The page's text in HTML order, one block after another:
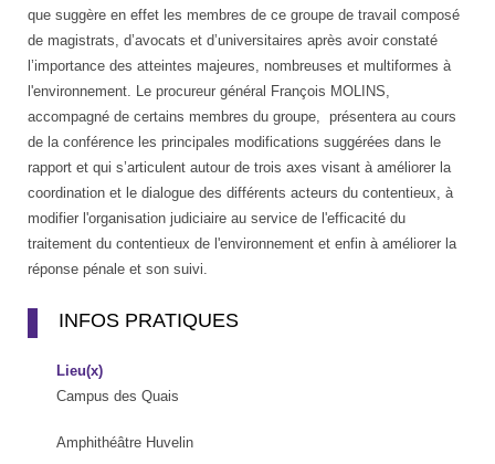
que suggère en effet les membres de ce groupe de travail composé
de magistrats, d’avocats et d’universitaires après avoir constaté
l’importance des atteintes majeures, nombreuses et multiformes à
l'environnement. Le procureur général François MOLINS,
accompagné de certains membres du groupe, présentera au cours
de la conférence les principales modifications suggérées dans le
rapport et qui s’articulent autour de trois axes visant à améliorer la
coordination et le dialogue des différents acteurs du contentieux, à
modifier l'organisation judiciaire au service de l'efficacité du
traitement du contentieux de l'environnement et enfin à améliorer la
réponse pénale et son suivi.
INFOS PRATIQUES
Lieu(x)
Campus des Quais
Amphithéâtre Huvelin